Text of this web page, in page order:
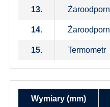
13.
14.
15. Termometr
Wymiary (mm)